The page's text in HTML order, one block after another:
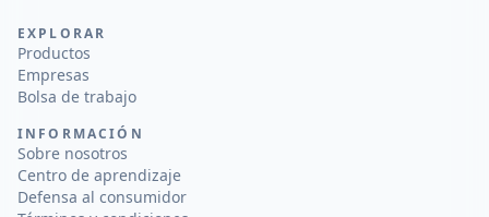
EXPLORAR
Productos
Empresas
Bolsa de trabajo
INFORMACIÓN
Sobre nosotros
Centro de aprendizaje
Defensa al consumidor